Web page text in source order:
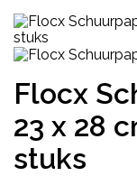
Flocx
23 x 28
stuks